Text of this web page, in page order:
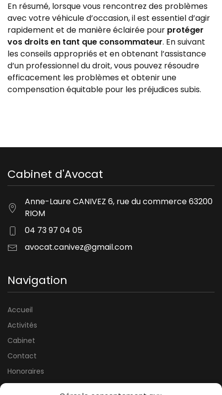
En résumé, lorsque vous rencontrez des problèmes
avec votre véhicule d’occasion, il est essentiel d’agir
rapidement et de manière éclairée pour protéger
vos droits en tant que consommateur. En suivant
les conseils appropriés et en obtenant l’assistance
d’un professionnel du droit, vous pouvez résoudre
efficacement les problèmes et obtenir une
compensation équitable pour les préjudices subis.
Cabinet d'Avocat
Anne-Laure CANIVEZ 6, rue du commerce 63200
RIOM
04 73 97 04 05
avocat.canivez@gmail.com
Navigation
Accueil
Activités
Cabinet
Contact
Honoraires
Mentions légales